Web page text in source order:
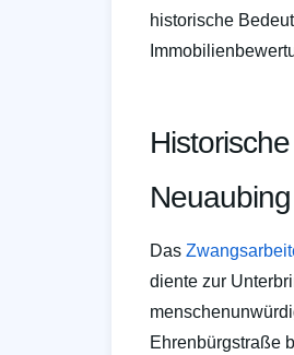
historische
Neuaubing
Das
diente zur
Ehrenbürgstraße